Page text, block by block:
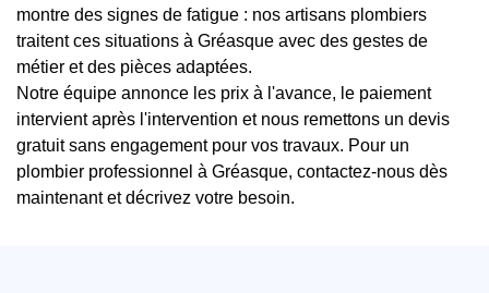
montre des signes de fatigue : nos artisans plombiers
traitent ces situations à Gréasque avec des gestes de
métier et des pièces adaptées.
Notre équipe annonce les prix à l'avance, le paiement
intervient après l'intervention et nous remettons un devis
gratuit sans engagement pour vos travaux. Pour un
plombier professionnel à Gréasque, contactez-nous dès
maintenant et décrivez votre besoin.